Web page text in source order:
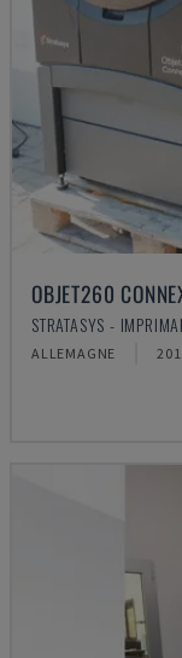
OBJET260
STRATASYS -
ALLEMAGNE